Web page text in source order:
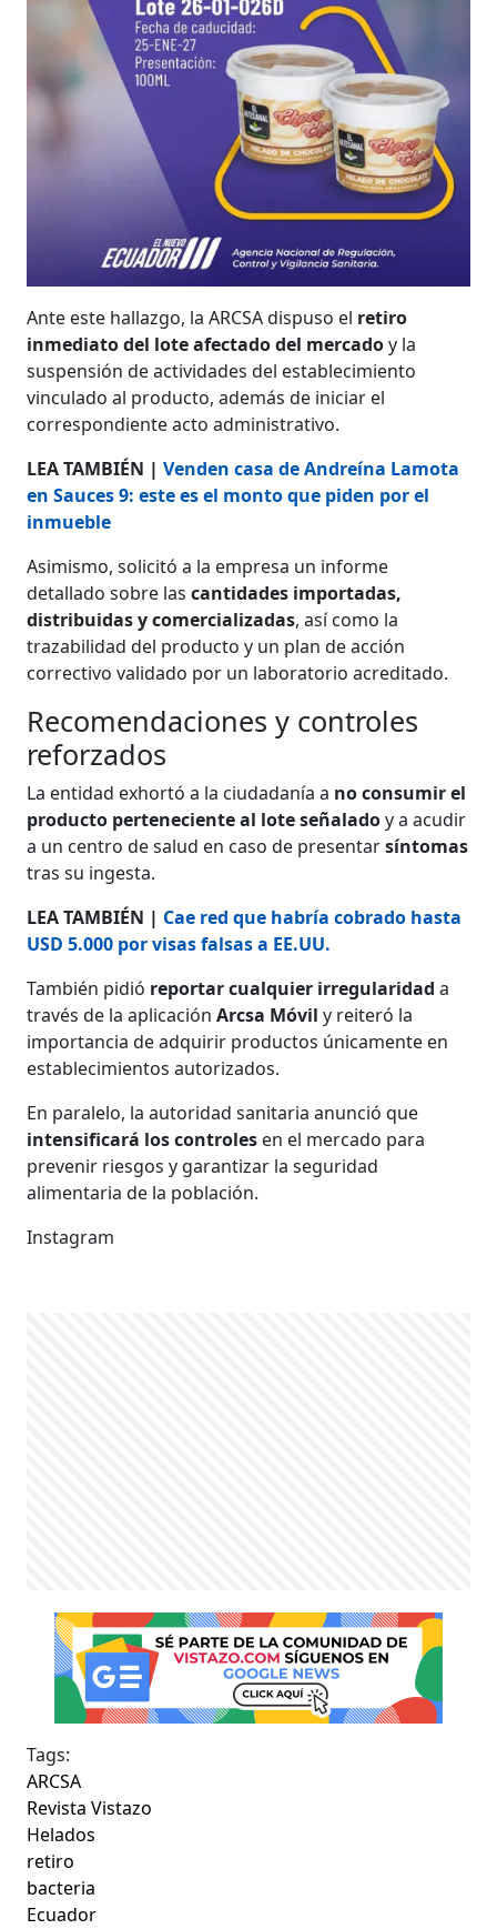
Ante este hallazgo, la ARCSA dispuso el retiro
inmediato del lote afectado del mercadoy la
suspensión de actividades del establecimiento
vinculado al producto, además de iniciar el
correspondiente acto administrativo.
LEA TAMBIÉN |Venden casa de Andreína Lamota
en Sauces 9: este es el monto que piden por el
inmueble
Asimismo, solicitó a la empresa un informe
detallado sobre lascantidades importadas,
distribuidas y comercializadas, así como la
trazabilidad del producto y un plan de acción
correctivo validado por un laboratorio acreditado.
Recomendaciones y controles
reforzados
La entidad exhortó a la ciudadanía a no consumir el
producto perteneciente al lote señaladoy a acudir
a un centro de salud en caso de presentarsíntomas
tras su ingesta.
LEA TAMBIÉN | Cae red que habría cobrado hasta
USD 5.000 por visas falsas a EE.UU.
También pidió reportar cualquier irregularidad a
través de la aplicaciónArcsa Móvily reiteró la
importancia de adquirir productos únicamente en
establecimientos autorizados.
En paralelo, la autoridad sanitaria anunció que
intensificará los controles en el mercado para
prevenir riesgos y garantizar la seguridad
alimentaria de la población.
Instagram
Tags:
ARCSA
Revista Vistazo
Helados
retiro
bacteria
Ecuador